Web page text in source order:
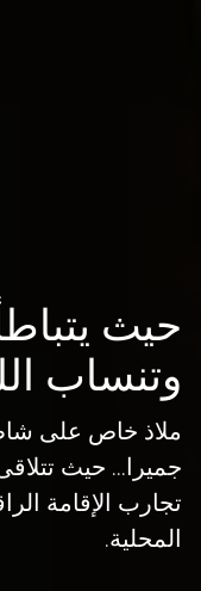
حيث
وتنساب
ملاذ خاص على
جميرا... حيث
تجارب الإقامة
المحلية.